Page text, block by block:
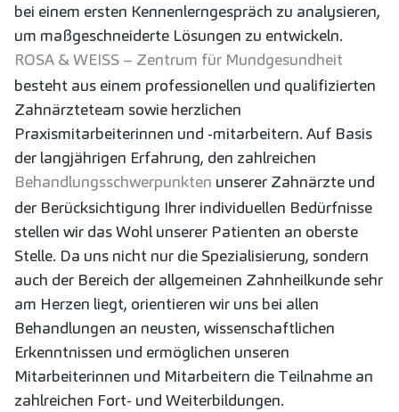
bei einem ersten Kennenlerngespräch zu analysieren,
um maßgeschneiderte Lösungen zu entwickeln.
ROSA & WEISS – Zentrum für Mundgesundheit
besteht aus einem professionellen und qualifizierten
Zahnärzteteam sowie herzlichen
Praxismitarbeiterinnen und -mitarbeitern. Auf Basis
der langjährigen Erfahrung, den zahlreichen
Behandlungsschwerpunkten unserer Zahnärzte und
der Berücksichtigung Ihrer individuellen Bedürfnisse
stellen wir das Wohl unserer Patienten an oberste
Stelle. Da uns nicht nur die Spezialisierung, sondern
auch der Bereich der allgemeinen Zahnheilkunde sehr
am Herzen liegt, orientieren wir uns bei allen
Behandlungen an neusten, wissenschaftlichen
Erkenntnissen und ermöglichen unseren
Mitarbeiterinnen und Mitarbeitern die Teilnahme an
zahlreichen Fort- und Weiterbildungen.